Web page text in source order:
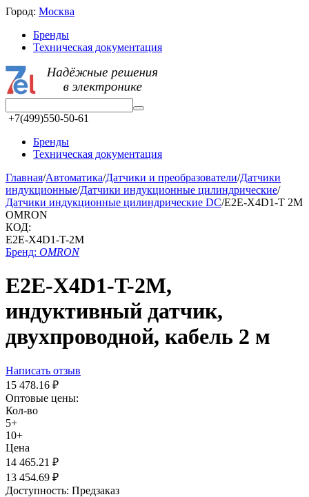
Город: Москва
Бренды
Техническая документация
+7(499)550-50-61
Бренды
Техническая документация
Главная/Автоматика/Датчики и преобразователи/Датчики
индукционные/Датчики индукционные цилиндрические/
Датчики индукционные цилиндрические DC/E2E-X4D1-T 2M
OMRON
КОД:
E2E-X4D1-T-2M
Бренд: OMRON
E2E-X4D1-T-2M,
индуктивный датчик,
двухпроводной, кабель 2 м
Написать отзыв
15 478.16 ₽
Оптовые цены:
Кол-во
5+
10+
Цена
14 465.21 ₽
13 454.69 ₽
Доступность: Предзаказ